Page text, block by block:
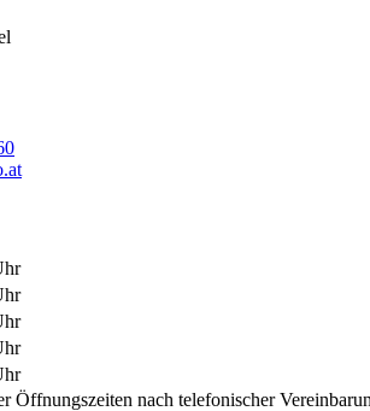
Öffnungszeiten nach telefonischer